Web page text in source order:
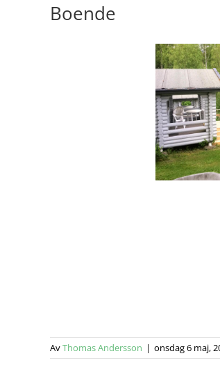
Boende
AvThomas Andersson | onsdag 6 maj,